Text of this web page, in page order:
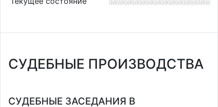
СУДЕБНЫЕ ПРОИЗВОДСТВА
СУДЕБНЫЕ ЗАСЕДАНИЯ В